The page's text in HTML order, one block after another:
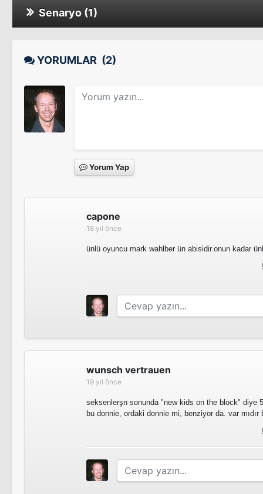
Boston's Finest
Senaryo (1)
YORUMLAR (2)
Yorum Yap
capone
18 yıl önce
ünlü oyuncu mark wahlber ün abisidir.onun kadar
wunsch vertrauen
19 yıl önce
seksenlerşn sonunda "new kids on the block" diye
bu donnie, ordaki donnie mi, benziyor da. var mıdır